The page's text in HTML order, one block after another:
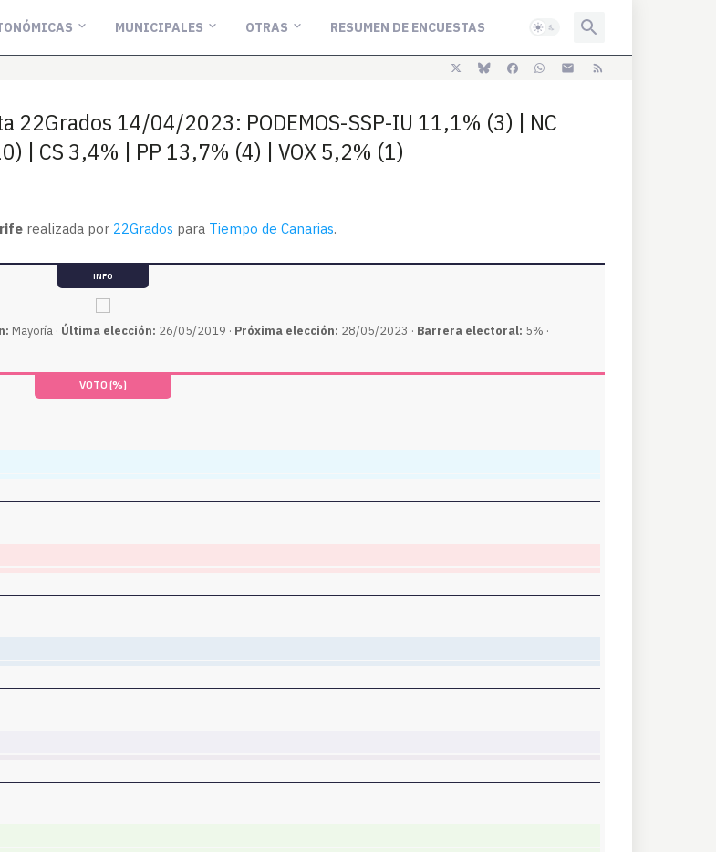
MUNICIPALES OTRAS RESUMEN DE ENCUESTAS
22Grados 14/04/2023: PODEMOS-SSP-IU 11,1% (3) | NC
| CS 3,4% | PP 13,7% (4) | VOX 5,2% (1)
realizada por 22Grados para Tiempo de Canarias.
INFO
Mayoría · Última elección: 26/05/2019 · Próxima elección: 28/05/2023 · Barrera electoral: 5% ·
VOTO (%)